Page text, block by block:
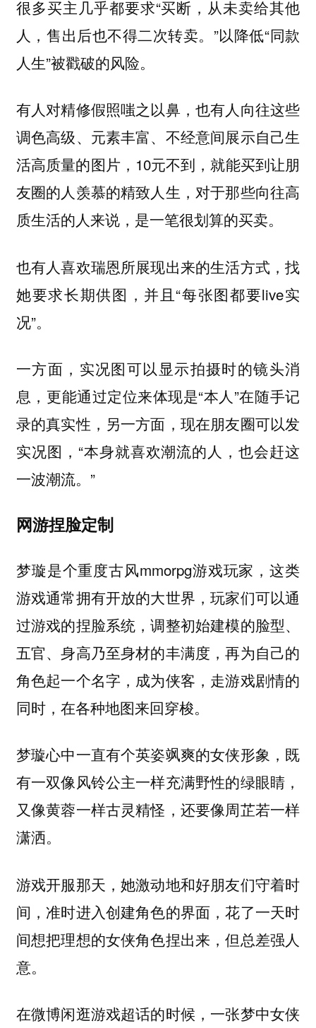
很多买主几乎都要求“买断，从未卖给其他
人，售出后也不得二次转卖。”以降低“同款
人生”被戳破的风险。
有人对精修假照嗤之以鼻，也有人向往这些
调色高级、元素丰富、不经意间展示自己生
活高质量的图片，10元不到，就能买到让朋
友圈的人羡慕的精致人生，对于那些向往高
质生活的人来说，是一笔很划算的买卖。
也有人喜欢瑞恩所展现出来的生活方式，找
她要求长期供图，并且“每张图都要live实
况”。
一方面，实况图可以显示拍摄时的镜头消
息，更能通过定位来体现是“本人”在随手记
录的真实性，另一方面，现在朋友圈可以发
实况图，“本身就喜欢潮流的人，也会赶这
一波潮流。”
网游捏脸定制
梦璇是个重度古风mmorpg游戏玩家，这类
游戏通常拥有开放的大世界，玩家们可以通
过游戏的捏脸系统，调整初始建模的脸型、
五官、身高乃至身材的丰满度，再为自己的
角色起一个名字，成为侠客，走游戏剧情的
同时，在各种地图来回穿梭。
梦璇心中一直有个英姿飒爽的女侠形象，既
有一双像风铃公主一样充满野性的绿眼睛，
又像黄蓉一样古灵精怪，还要像周芷若一样
潇洒。
游戏开服那天，她激动地和好朋友们守着时
间，准时进入创建角色的界面，花了一天时
间想把理想的女侠角色捏出来，但总差强人
意。
在微博闲逛游戏超话的时候，一张梦中女侠